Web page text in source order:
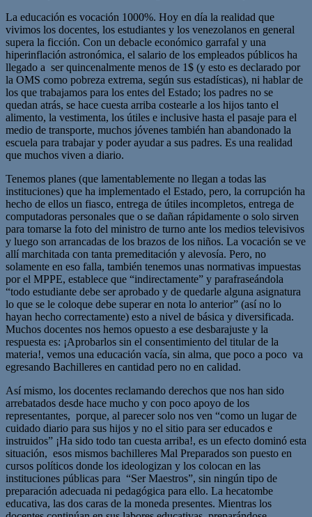
La educación es vocación 1000%. Hoy en día la realidad que
vivimos los docentes, los estudiantes y los venezolanos en general
supera la ficción. Con un debacle económico garrafal y una
hiperinflación astronómica, el salario de los empleados públicos ha
llegado a ser quincenalmente menos de 1$ (y esto es declarado por
la OMS como pobreza extrema, según sus estadísticas), ni hablar de
los que trabajamos para los entes del Estado; los padres no se
quedan atrás, se hace cuesta arriba costearle a los hijos tanto el
alimento, la vestimenta, los útiles e inclusive hasta el pasaje para el
medio de transporte, muchos jóvenes también han abandonado la
escuela para trabajar y poder ayudar a sus padres. Es una realidad
que muchos viven a diario.
Tenemos planes (que lamentablemente no llegan a todas las
instituciones) que ha implementado el Estado, pero, la corrupción ha
hecho de ellos un fiasco, entrega de útiles incompletos, entrega de
computadoras personales que o se dañan rápidamente o solo sirven
para tomarse la foto del ministro de turno ante los medios televisivos
y luego son arrancadas de los brazos de los niños. La vocación se ve
allí marchitada con tanta premeditación y alevosía. Pero, no
solamente en eso falla, también tenemos unas normativas impuestas
por el MPPE, establece que “indirectamente” y parafraseándola
“todo estudiante debe ser aprobado y de quedarle alguna asignatura
lo que se le coloque debe superar en nota lo anterior” (así no lo
hayan hecho correctamente) esto a nivel de básica y diversificada.
Muchos docentes nos hemos opuesto a ese desbarajuste y la
respuesta es: ¡Aprobarlos sin el consentimiento del titular de la
materia!, vemos una educación vacía, sin alma, que poco a poco va
egresando Bachilleres en cantidad pero no en calidad.
Así mismo, los docentes reclamando derechos que nos han sido
arrebatados desde hace mucho y con poco apoyo de los
representantes, porque, al parecer solo nos ven “como un lugar de
cuidado diario para sus hijos y no el sitio para ser educados e
instruidos” ¡Ha sido todo tan cuesta arriba!, es un efecto dominó esta
situación, esos mismos bachilleres Mal Preparados son puesto en
cursos políticos donde los ideologizan y los colocan en las
instituciones públicas para “Ser Maestros”, sin ningún tipo de
preparación adecuada ni pedagógica para ello. La hecatombe
educativa, las dos caras de la moneda presentes. Mientras los